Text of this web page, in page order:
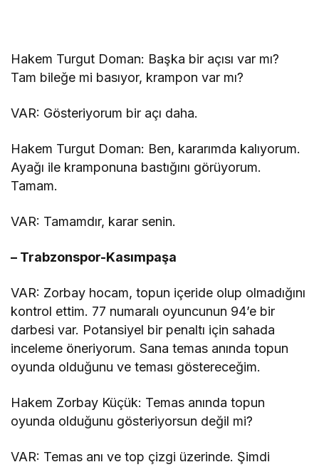
Hakem Turgut Doman: Başka bir açısı var mı?
Tam bileğe mi basıyor, krampon var mı?
VAR: Gösteriyorum bir açı daha.
Hakem Turgut Doman: Ben, kararımda kalıyorum.
Ayağı ile kramponuna bastığını görüyorum.
Tamam.
VAR: Tamamdır, karar senin.
– Trabzonspor-Kasımpaşa
VAR: Zorbay hocam, topun içeride olup olmadığını
kontrol ettim. 77 numaralı oyuncunun 94’e bir
darbesi var. Potansiyel bir penaltı için sahada
inceleme öneriyorum. Sana temas anında topun
oyunda olduğunu ve teması göstereceğim.
Hakem Zorbay Küçük: Temas anında topun
oyunda olduğunu gösteriyorsun değil mi?
VAR: Temas anı ve top çizgi üzerinde. Şimdi